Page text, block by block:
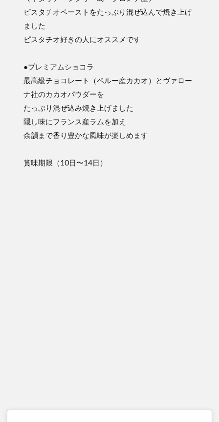
ピスタチオペーストをたっぷり混ぜ込んで焼き上げ
ました
ピスタチオ好きの人にオススメです
●プレミアムショコラ
最高級チョコレート（ペルー産カカオ）とヴァロー
ナ社のカカオパウダーを
たっぷり混ぜ込み焼き上げました
隠し味にフランス産ラムを加え
余韻まで香り豊かな風味が楽しめます
賞味期限（10日〜14日）